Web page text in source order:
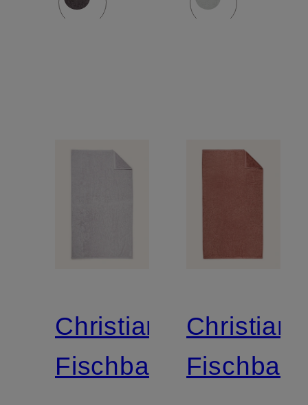
Christian
Fischbacher
Christian